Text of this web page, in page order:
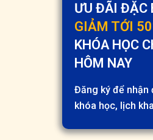
ƯU ĐÃI ĐẶC
GIẢM TỚI
KHÓA HỌC
HÔM NAY
Đăng ký để nhận
khóa học, lịch